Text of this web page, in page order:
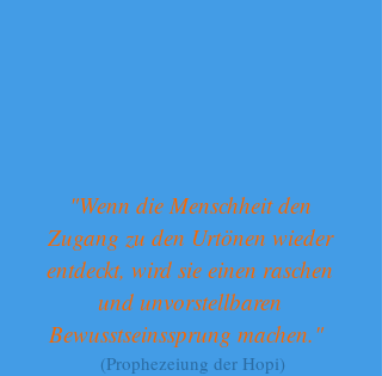
"Wenn die Menschheit den
Zugang zu den Urtönen wieder
entdeckt, wird sie einen raschen
und unvorstellbaren
Bewusstseinssprung machen."
(Prophezeiung der Hopi)